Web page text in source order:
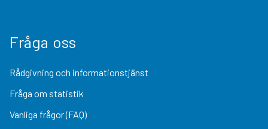
Fråga oss
Rådgivning och informationstjänst
Fråga om statistik
Vanliga frågor (FAQ)